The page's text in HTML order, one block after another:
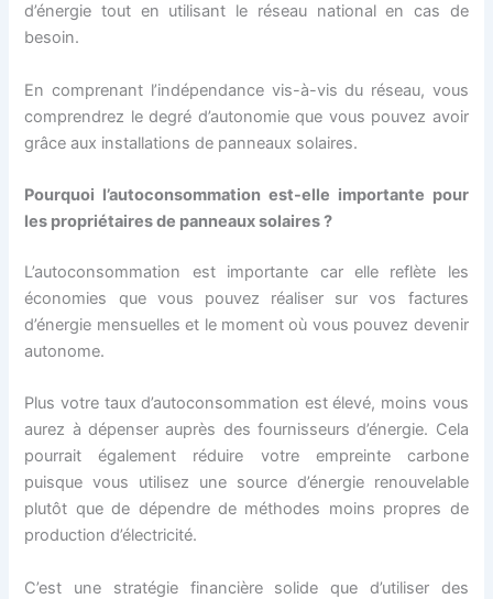
d’énergie tout en utilisant le réseau national en cas de
besoin.
En comprenant l’indépendance vis-à-vis du réseau, vous
comprendrez le degré d’autonomie que vous pouvez avoir
grâce aux installations de panneaux solaires.
Pourquoi l’autoconsommation est-elle importante pour
les propriétaires de panneaux solaires ?
L’autoconsommation est importante car elle reflète les
économies que vous pouvez réaliser sur vos factures
d’énergie mensuelles et le moment où vous pouvez devenir
autonome.
Plus votre taux d’autoconsommation est élevé, moins vous
aurez à dépenser auprès des fournisseurs d’énergie. Cela
pourrait également réduire votre empreinte carbone
puisque vous utilisez une source d’énergie renouvelable
plutôt que de dépendre de méthodes moins propres de
production d’électricité.
C’est une stratégie financière solide que d’utiliser des